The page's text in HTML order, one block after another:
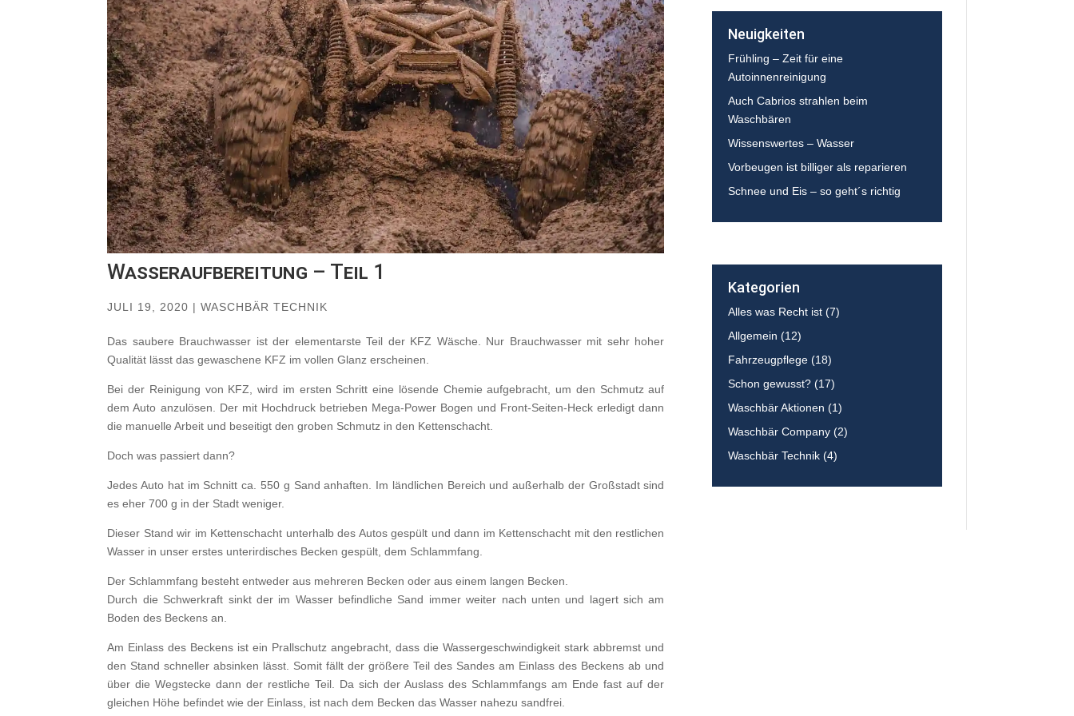
Wasseraufbereitung – Teil 1
JULI 19, 2020 |WASCHBÄR TECHNIK
Das saubere Brauchwasser ist der elementarste Teil der KFZ Wäsche. Nur Brauchwasser mit sehr hoher
Qualität lässt das gewaschene KFZ im vollen Glanz erscheinen.
Bei der Reinigung von KFZ, wird im ersten Schritt eine lösende Chemie aufgebracht, um den Schmutz auf
dem Auto anzulösen. Der mit Hochdruck betrieben Mega-Power Bogen und Front-Seiten-Heck erledigt dann
die manuelle Arbeit und beseitigt den groben Schmutz in den Kettenschacht.
Doch was passiert dann?
Jedes Auto hat im Schnitt ca. 550 g Sand anhaften. Im ländlichen Bereich und außerhalb der Großstadt sind
es eher 700 g in der Stadt weniger.
Dieser Stand wir im Kettenschacht unterhalb des Autos gespült und dann im Kettenschacht mit den restlichen
Wasser in unser erstes unterirdisches Becken gespült, dem Schlammfang.
Der Schlammfang besteht entweder aus mehreren Becken oder aus einem langen Becken.
Durch die Schwerkraft sinkt der im Wasser befindliche Sand immer weiter nach unten und lagert sich am
Boden des Beckens an.
Am Einlass des Beckens ist ein Prallschutz angebracht, dass die Wassergeschwindigkeit stark abbremst und
den Stand schneller absinken lässt. Somit fällt der größere Teil des Sandes am Einlass des Beckens ab und
über die Wegstecke dann der restliche Teil. Da sich der Auslass des Schlammfangs am Ende fast auf der
gleichen Höhe befindet wie der Einlass, ist nach dem Becken das Wasser nahezu sandfrei.
Neuigkeiten
Frühling – Zeit für eine
Autoinnenreinigung
Auch Cabrios strahlen beim
Waschbären
Wissenswertes – Wasser
Vorbeugen ist billiger als reparieren
Schnee und Eis – so geht´s richtig
Kategorien
Alles was Recht ist(7)
Allgemein (12)
Fahrzeugpflege(18)
Schon gewusst?(17)
Waschbär Aktionen (1)
Waschbär Company(2)
Waschbär Technik(4)